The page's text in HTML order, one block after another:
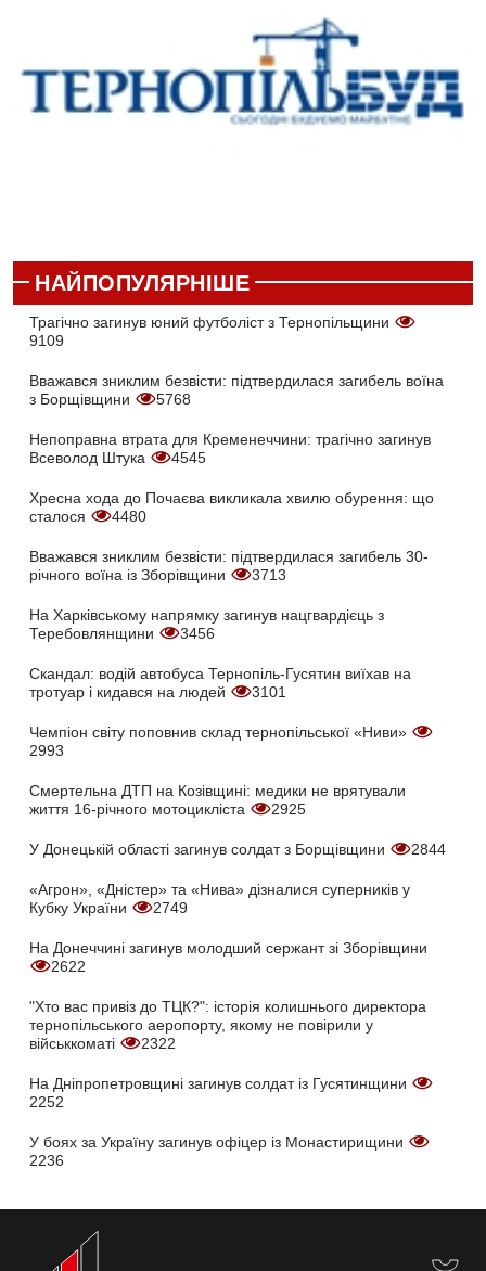
НАЙПОПУЛЯРНІШЕ
Трагічно загинув юний футболіст з Тернопільщини
9109
Вважався зниклим безвісти: підтвердилася загибель воїна
з Борщівщини
5768
Непоправна втрата для Кременеччини: трагічно загинув
Всеволод Штука
4545
Хресна хода до Почаєва викликала хвилю обурення: що
сталося
4480
Вважався зниклим безвісти: підтвердилася загибель 30-
річного воїна із Зборівщини
3713
На Харківському напрямку загинув нацгвардієць з
Теребовлянщини
3456
Скандал: водій автобуса Тернопіль-Гусятин виїхав на
тротуар і кидався на людей
3101
Чемпіон світу поповнив склад тернопільської «Ниви»
2993
Смертельна ДТП на Козівщині: медики не врятували
життя 16-річного мотоцикліста
2925
У Донецькій області загинув солдат з Борщівщини 2844
«Агрон», «Дністер» та «Нива» дізналися суперників у
Кубку України
2749
На Донеччині загинув молодший сержант зі Зборівщини
2622
"Хто вас привіз до ТЦК?": історія колишнього директора
тернопільського аеропорту, якому не повірили у
військкоматі
2322
На Дніпропетровщині загинув солдат із Гусятинщини
2252
У боях за Україну загинув офіцер із Монастирищини
2236